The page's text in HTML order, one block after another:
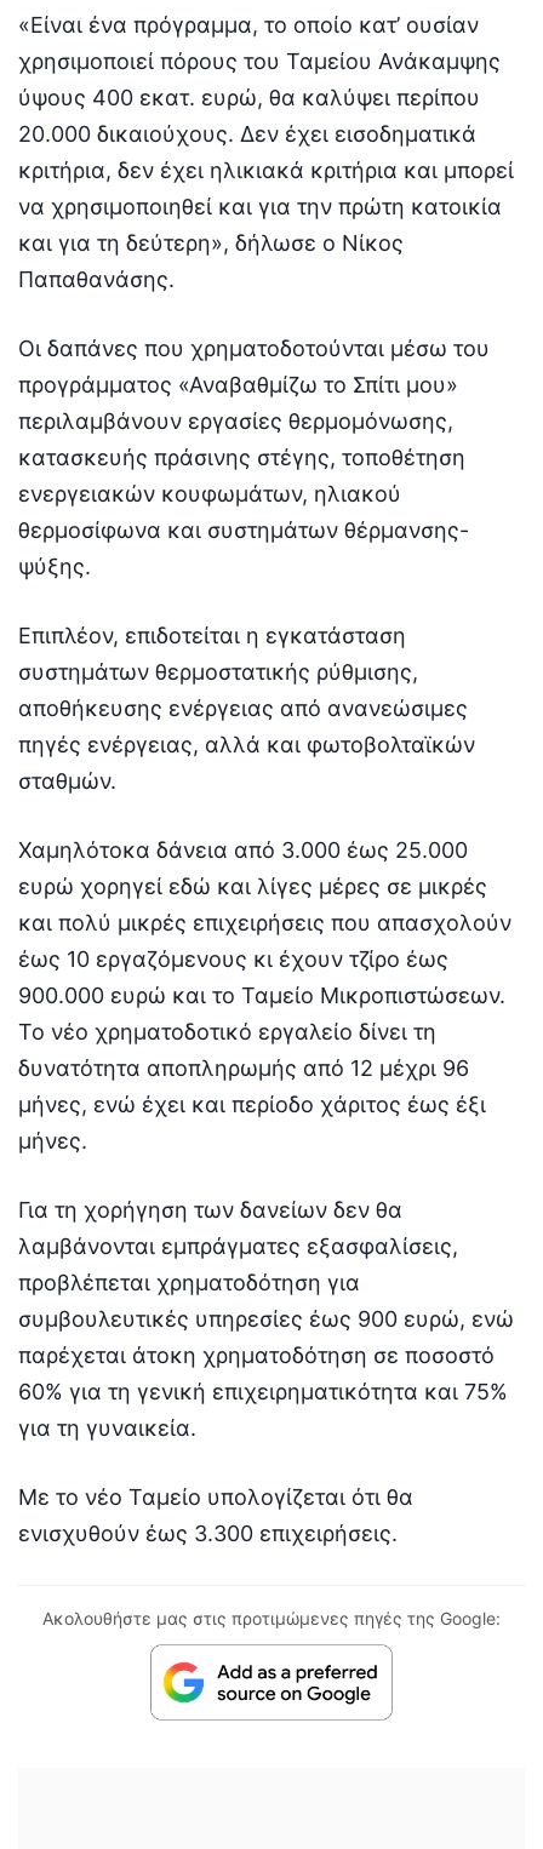
«Είναι ένα πρόγραμμα, το οποίο κατ’ ουσίαν
χρησιμοποιεί πόρους του Ταμείου Ανάκαμψης
ύψους 400 εκατ. ευρώ, θα καλύψει περίπου
20.000 δικαιούχους. Δεν έχει εισοδηματικά
κριτήρια, δεν έχει ηλικιακά κριτήρια και μπορεί
να χρησιμοποιηθεί και για την πρώτη κατοικία
και για τη δεύτερη», δήλωσε ο Νίκος
Παπαθανάσης.
Οι δαπάνες που χρηματοδοτούνται μέσω του
προγράμματος «Αναβαθμίζω το Σπίτι μου»
περιλαμβάνουν εργασίες θερμομόνωσης,
κατασκευής πράσινης στέγης, τοποθέτηση
ενεργειακών κουφωμάτων, ηλιακού
θερμοσίφωνα και συστημάτων θέρμανσης-
ψύξης.
Επιπλέον, επιδοτείται η εγκατάσταση
συστημάτων θερμοστατικής ρύθμισης,
αποθήκευσης ενέργειας από ανανεώσιμες
πηγές ενέργειας, αλλά και φωτοβολταϊκών
σταθμών.
Χαμηλότοκα δάνεια από 3.000 έως 25.000
ευρώ χορηγεί εδώ και λίγες μέρες σε μικρές
και πολύ μικρές επιχειρήσεις που απασχολούν
έως 10 εργαζόμενους κι έχουν τζίρο έως
900.000 ευρώ και το Ταμείο Μικροπιστώσεων.
Το νέο χρηματοδοτικό εργαλείο δίνει τη
δυνατότητα αποπληρωμής από 12 μέχρι 96
μήνες, ενώ έχει και περίοδο χάριτος έως έξι
μήνες.
Για τη χορήγηση των δανείων δεν θα
λαμβάνονται εμπράγματες εξασφαλίσεις,
προβλέπεται χρηματοδότηση για
συμβουλευτικές υπηρεσίες έως 900 ευρώ, ενώ
παρέχεται άτοκη χρηματοδότηση σε ποσοστό
60% για τη γενική επιχειρηματικότητα και 75%
για τη γυναικεία.
Με το νέο Ταμείο υπολογίζεται ότι θα
ενισχυθούν έως 3.300 επιχειρήσεις.
Ακολουθήστε μας στις προτιμώμενες πηγές της Google: